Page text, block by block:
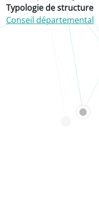
Typologie de structure
Conseil départemental